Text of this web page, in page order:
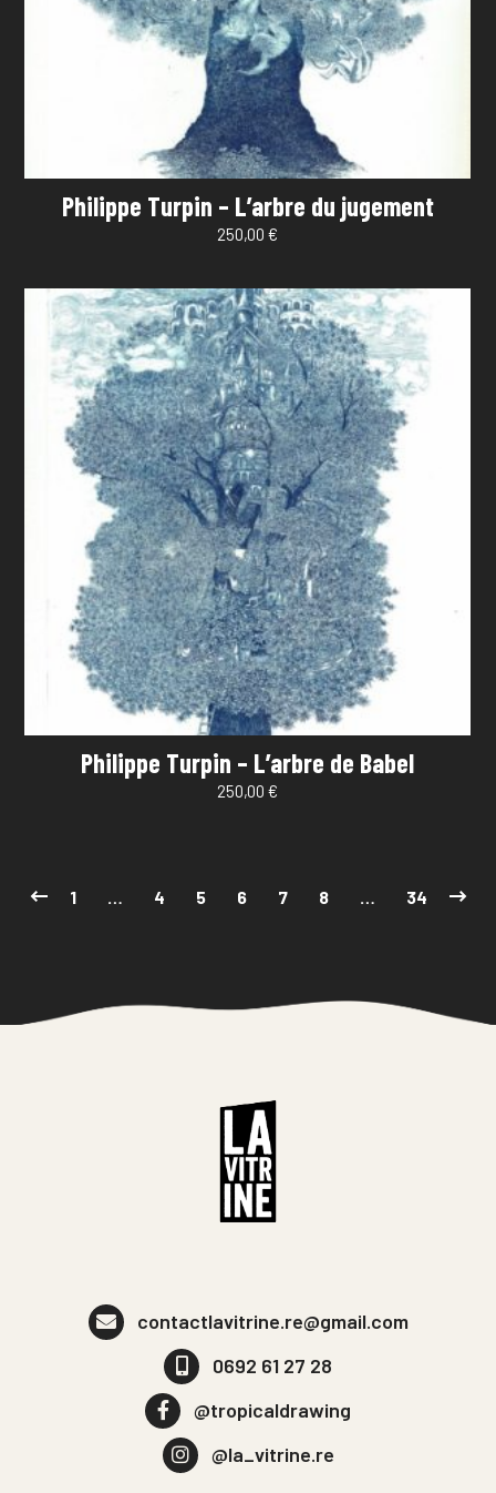
Philippe Turpin – L’arbre du jugement
250,00 €
Philippe Turpin – L’arbre de Babel
250,00 €
1 … 4 5 6 7 8 … 34
contactlavitrine.re@gmail.com
0692 61 27 28
@tropicaldrawing
@la_vitrine.re